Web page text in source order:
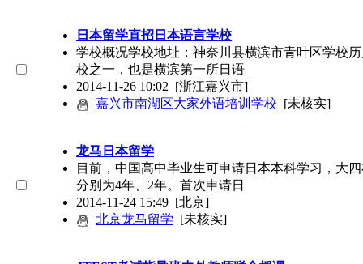
日本留学直招日本语言学校
学校概况学校地址：神奈川县横滨市青叶区学校
校之一，也是横滨第一所日语
2014-11-26 10:02 [浙江嘉兴市]
嘉兴市南湖区大家外语培训学校 [未核实]
龙马日本留学
目前，中国高中毕业生可申请日本本科学习，大
分别为4年、2年。首次申请日
2014-11-24 15:49 [北京]
北京龙马留学 [未核实]